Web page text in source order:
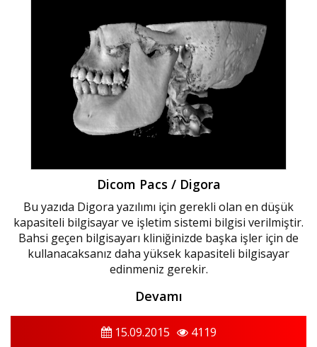
Dicom Pacs / Digora
Bu yazıda Digora yazılımı için gerekli olan en düşük
kapasiteli bilgisayar ve işletim sistemi bilgisi verilmiştir.
Bahsi geçen bilgisayarı kliniğinizde başka işler için de
kullanacaksanız daha yüksek kapasiteli bilgisayar
edinmeniz gerekir.
Devamı
15.09.2015 4119